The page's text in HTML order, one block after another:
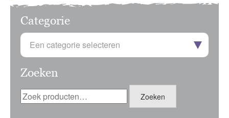
Categorie
Een categorie selecteren
Zoeken
Zoeken
naar:
Zoeken